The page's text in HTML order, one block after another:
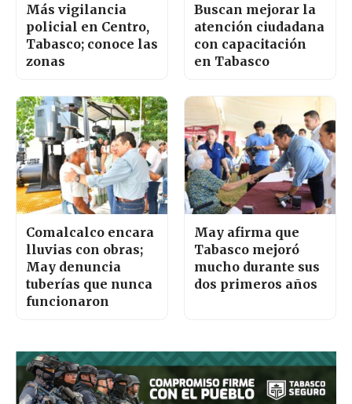
Más vigilancia
policial en Centro,
Tabasco; conoce las
zonas
Buscan mejorar la
atención ciudadana
con capacitación
en Tabasco
Comalcalco encara
lluvias con obras;
May denuncia
tuberías que nunca
funcionaron
May afirma que
Tabasco mejoró
mucho durante sus
dos primeros años